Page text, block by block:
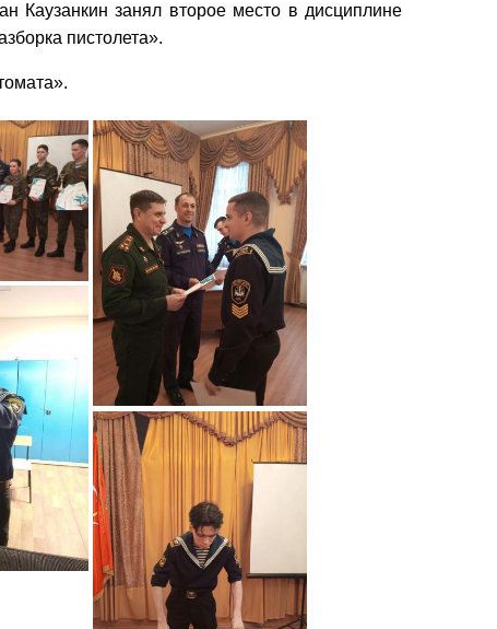
Каузанкин занял второе место в дисциплине
пистолета».